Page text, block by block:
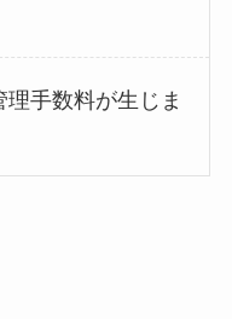
手数料が生じま